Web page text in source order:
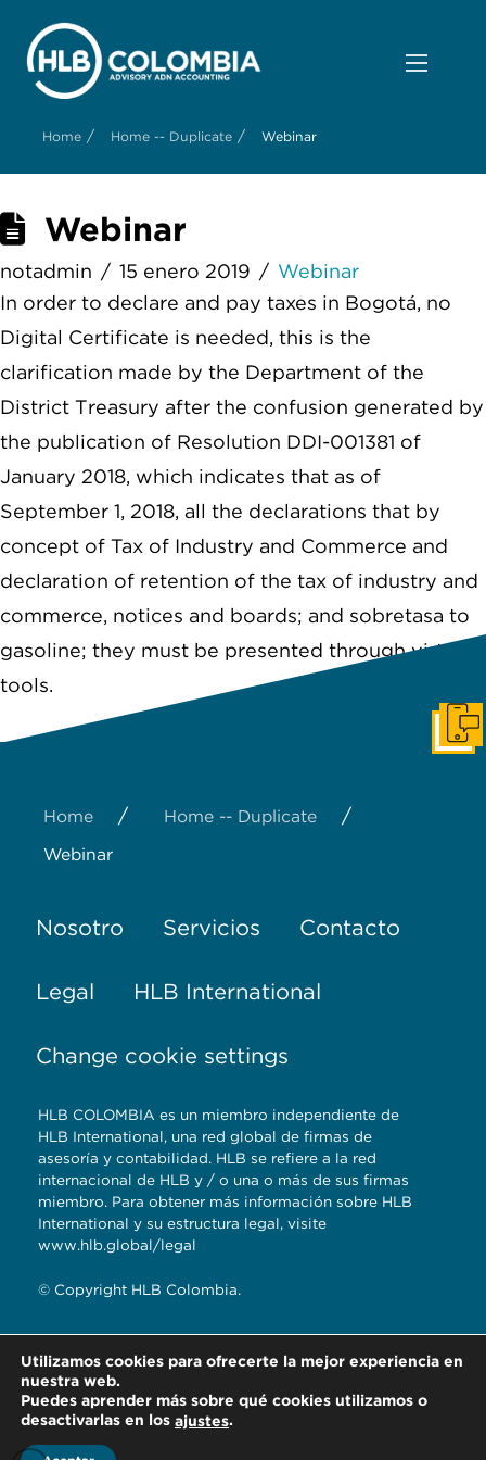
Home / Home -- Duplicate / Webinar
Webinar
notadmin 15 enero 2019
Webinar
In order to declare and pay taxes in Bogotá, no
Digital Certificate is needed, this is the
clarification made by the Department of the
District Treasury after the confusion generated by
the publication of Resolution DDI-001381 of
January 2018, which indicates that as of
September 1, 2018, all the declarations that by
concept of Tax of Industry and Commerce and
declaration of retention of the tax of industry and
commerce, notices and boards; and sobretasa to
gasoline; they must be presented through virtual
tools.
Home / Home -- Duplicate /
Webinar
Nosotro Servicios Contacto
Legal HLB International
Change cookie settings
HLB COLOMBIA es un miembro independiente de
HLB International, una red global de firmas de
asesoría y contabilidad. HLB se refiere a la red
internacional de HLB y / o una o más de sus firmas
miembro. Para obtener más información sobre HLB
International y su estructura legal, visite
www.hlb.global/legal
© Copyright HLB Colombia.
HLB Colombia.
Bogotá D.C. – Colombia
Utilizamos cookies para ofrecerte la mejor experiencia en
nuestra web.
Puedes aprender más sobre qué cookies utilizamos o
desactivarlas en los ajustes.